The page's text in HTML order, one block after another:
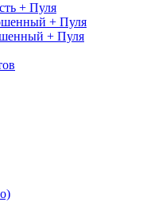
+ Пуля
+ Пуля
+ Пуля